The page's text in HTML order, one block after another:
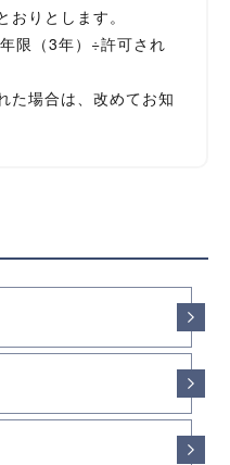
りとします。
限（3年）÷許可され
場合は、改めてお知